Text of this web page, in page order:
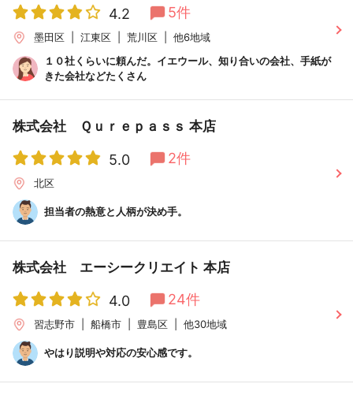
4.2 5件
墨田区 江東区 荒川区
他6地域
１０社くらいに頼んだ。イエウール、知り合いの会社、手紙が
きた会社などたくさん
株式会社 Ｑｕｒｅｐａｓｓ 本店
5.0 2件
北区
担当者の熱意と人柄が決め手。
株式会社 エーシークリエイト 本店
4.0 24件
習志野市 船橋市 豊島区 他30地域
やはり説明や対応の安心感です。